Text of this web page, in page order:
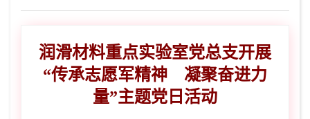
润滑材料重点实验室党总支开展
“传承志愿军精神 凝聚奋进力
量”主题党日活动